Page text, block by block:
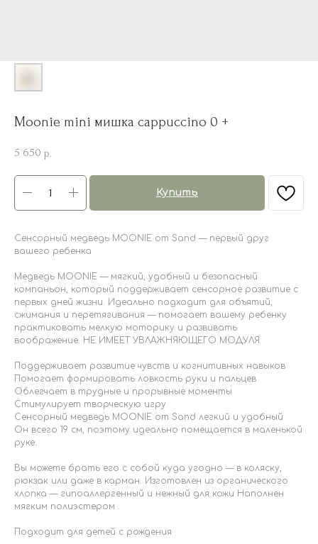
Moonie mini мишка cappuccino 0 +
5 650 р.
Купить
Сенсорный медведь MOONIE от Sand — первый друг
вашего ребенка
Медведь MOONIE — мягкий, удобный и безопасный
компаньон, который поддерживает сенсорное развитие с
первых дней жизни. Идеально подходит для объятий,
сжимания и перетягивания — помогает вашему ребенку
практиковать мелкую моторику и развивать
воображение. НЕ ИМЕЕТ УВЛАЖНЯЮЩЕГО МОДУЛЯ
Поддерживает развитие чувств и когнитивных навыков
Помогает формировать ловкость руки и пальцев
Облегчает в трудные и прорывные моменты
Стимулирует творческую игру
Сенсорный медведь MOONIE от Sand легкий и удобный
Он всего 19 см, поэтому идеально помещается в маленькой
руке.
Вы можете брать его с собой куда угодно — в коляску,
рюкзак или даже в карман. Изготовлен из органического
хлопка — гипоаллергенный и нежный для кожи Наполнен
мягким полиэстером .
Подходит для детей с рождения